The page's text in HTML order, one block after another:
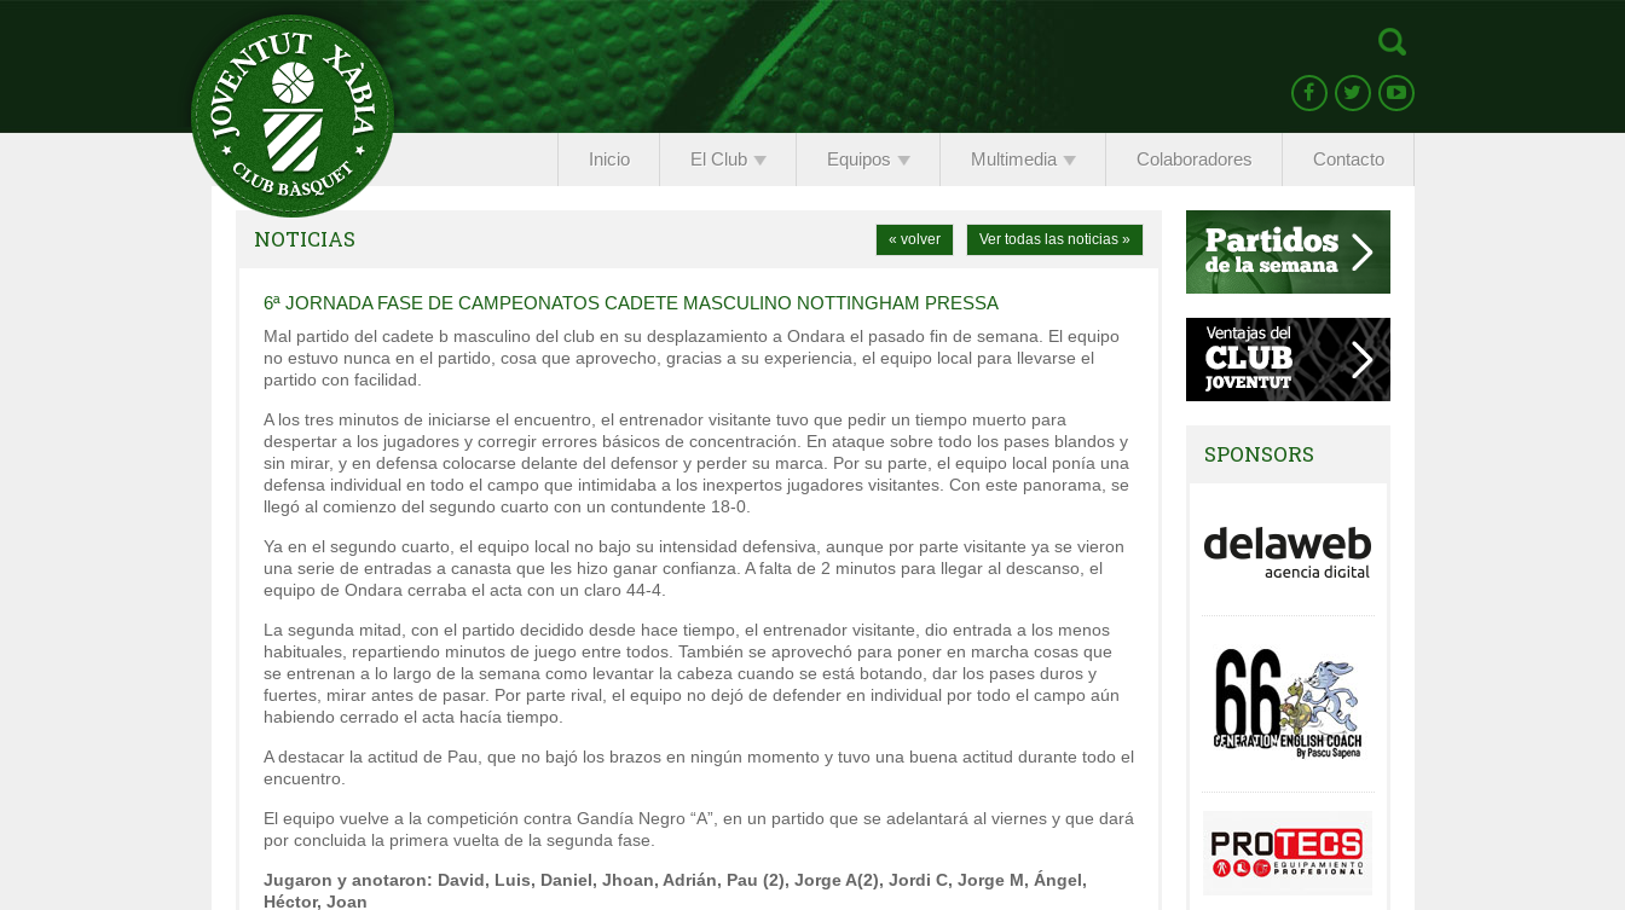
Inicio El Club Equipos Multimedia Colaboradores Contacto
NOTICIAS Ver todas las noticias »
« volver
6ª JORNADA FASE DE CAMPEONATOS CADETE MASCULINO NOTTINGHAM PRESSA
Mal partido del cadete b masculino del club en su desplazamiento a Ondara el pasado fin de semana. El equipo
no estuvo nunca en el partido, cosa que aprovecho, gracias a su experiencia, el equipo local para llevarse el
partido con facilidad.
A los tres minutos de iniciarse el encuentro, el entrenador visitante tuvo que pedir un tiempo muerto para
despertar a los jugadores y corregir errores básicos de concentración. En ataque sobre todo los pases blandos y
sin mirar, y en defensa colocarse delante del defensor y perder su marca. Por su parte, el equipo local ponía una
defensa individual en todo el campo que intimidaba a los inexpertos jugadores visitantes. Con este panorama, se
llegó al comienzo del segundo cuarto con un contundente 18-0.
Ya en el segundo cuarto, el equipo local no bajo su intensidad defensiva, aunque por parte visitante ya se vieron
una serie de entradas a canasta que les hizo ganar confianza. A falta de 2 minutos para llegar al descanso, el
equipo de Ondara cerraba el acta con un claro 44-4.
La segunda mitad, con el partido decidido desde hace tiempo, el entrenador visitante, dio entrada a los menos
habituales, repartiendo minutos de juego entre todos. También se aprovechó para poner en marcha cosas que
se entrenan a lo largo de la semana como levantar la cabeza cuando se está botando, dar los pases duros y
fuertes, mirar antes de pasar. Por parte rival, el equipo no dejó de defender en individual por todo el campo aún
habiendo cerrado el acta hacía tiempo.
A destacar la actitud de Pau, que no bajó los brazos en ningún momento y tuvo una buena actitud durante todo el
encuentro.
El equipo vuelve a la competición contra Gandía Negro “A”, en un partido que se adelantará al viernes y que dará
por concluida la primera vuelta de la segunda fase.
Jugaron y anotaron: David, Luis, Daniel, Jhoan, Adrián, Pau (2), Jorge A(2), Jordi C, Jorge M, Ángel,
Héctor, Joan
SPONSORS